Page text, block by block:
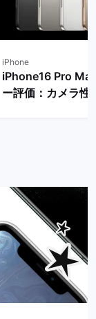
iPhone
iPhone16 Pro
ー評価：カメラ性